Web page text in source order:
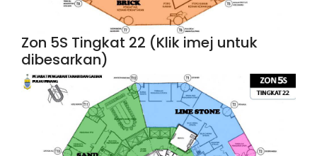
Zon 5S Tingkat 22 (Klik imej untuk
dibesarkan)